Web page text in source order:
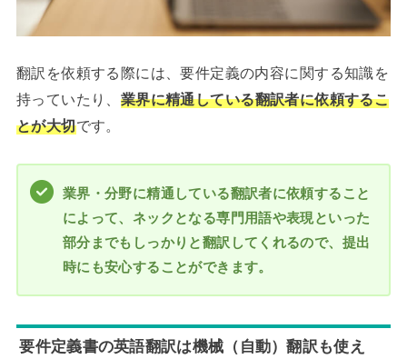
翻訳を依頼する際には、要件定義の内容に関する知識を
持っていたり、 業界に精通している翻訳者に依頼するこ
とが大切です。
業界・分野に精通している翻訳者に依頼すること
によって、ネックとなる専門用語や表現といった
部分までもしっかりと翻訳してくれるので、提出
時にも安心することができます。
要件定義書の英語翻訳は機械（自動）翻訳も使え